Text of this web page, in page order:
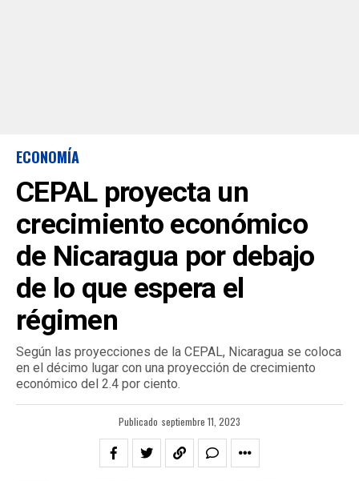
ECONOMÍA
CEPAL proyecta un
crecimiento económico
de Nicaragua por debajo
de lo que espera el
régimen
Según las proyecciones de la CEPAL, Nicaragua se coloca
en el décimo lugar con una proyección de crecimiento
económico del 2.4 por ciento.
Publicado septiembre 11, 2023